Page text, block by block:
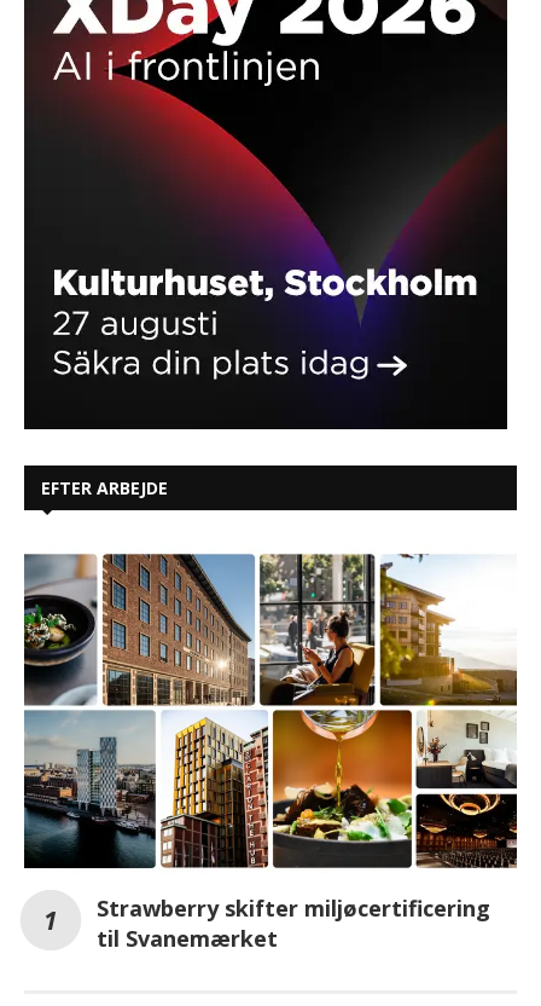
EFTER ARBEJDE
Strawberry skifter miljøcertificering
til Svanemærket